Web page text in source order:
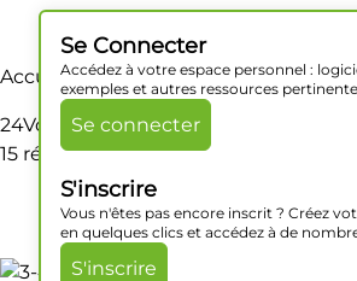
Se Connecter
Accédez à votre espace personnel :
exemples et autres ressources
Se connecter
S'inscrire
Vous n'êtes pas encore inscrit ? Créez
en quelques clics et accédez à de
S'inscrire
Accueil/ Produit ALIMENTATION /
24Vcc
15 résultats affichés